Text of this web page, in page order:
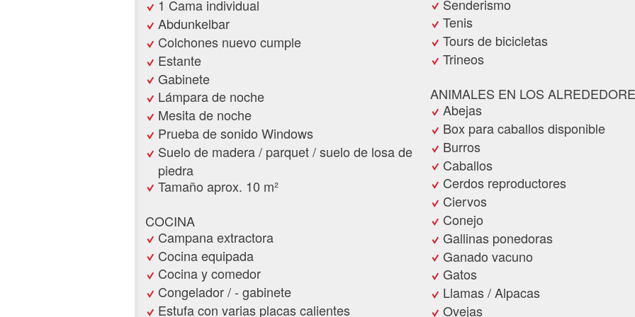
1 Cama individual
Abdunkelbar
Colchones nuevo cumple
Estante
Gabinete
Lámpara de noche
Mesita de noche
Prueba de sonido Windows
Suelo de madera / parquet / suelo de losa de
piedra
Tamaño aprox. 10 m²
COCINA
Campana extractora
Cocina equipada
Cocina y comedor
Congelador / - gabinete
Estufa con varias placas calientes
Senderismo
Tenis
Tours de bicicletas
Trineos
ANIMALES EN LOS
Abejas
Box para caballos disponible
Burros
Caballos
Cerdos reproductores
Ciervos
Conejo
Gallinas ponedoras
Ganado vacuno
Gatos
Llamas / Alpacas
Ovejas